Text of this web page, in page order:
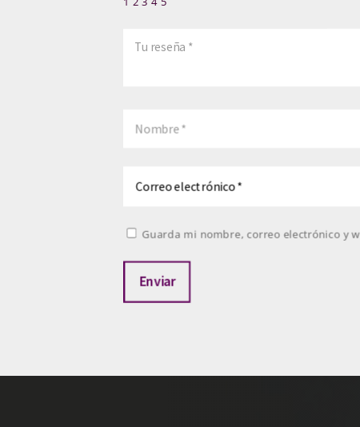
Guarda mi nombre, correo electrónico y
Enviar